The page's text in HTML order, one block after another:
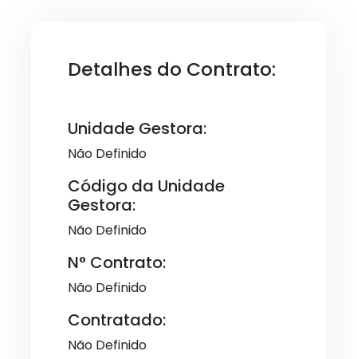
Detalhes do Contrato:
Unidade Gestora:
Não Definido
Código da Unidade
Gestora:
Não Definido
N° Contrato:
Não Definido
Contratado:
Não Definido